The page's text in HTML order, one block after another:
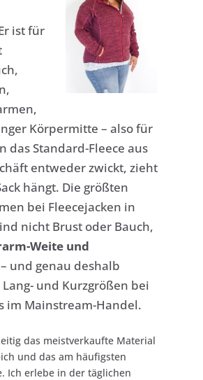
ist für
Körpermitte – also für
das Standard-Fleece aus
entweder zwickt, zieht
hängt. Die größten
bei Fleecejacken in
nicht Brust oder Bauch,
Weite und
– und genau deshalb
und Kurzgrößen bei
im Mainstream-Handel.
das meistverkaufte Material
und das am häufigsten
Ich erlebe in der täglichen